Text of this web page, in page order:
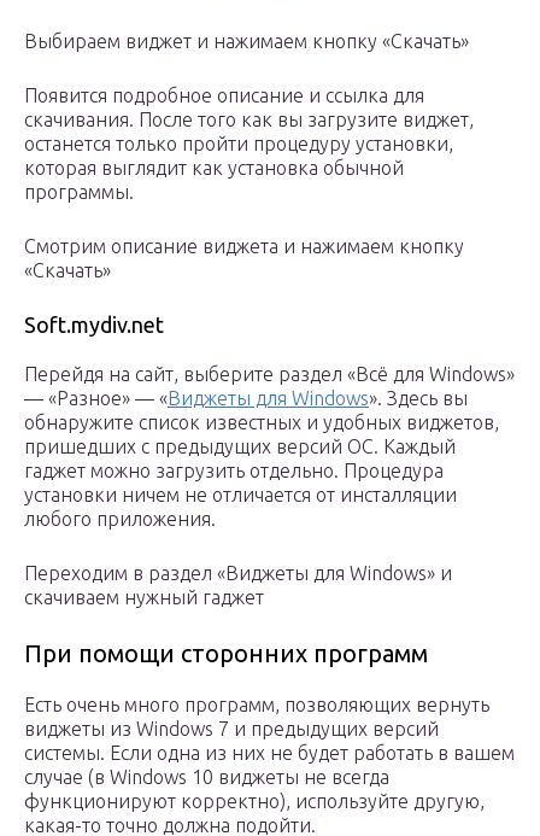
Выбираем виджет и нажимаем кнопку «Скачать»
Появится подробное описание и ссылка для
скачивания. После того как вы загрузите виджет,
останется только пройти процедуру установки,
которая выглядит как установка обычной
программы.
Смотрим описание виджета и нажимаем кнопку
«Скачать»
Soft.mydiv.net
Перейдя на сайт, выберите раздел «Всё для Windows»
— «Разное» — «Виджеты для Windows». Здесь вы
обнаружите список известных и удобных виджетов,
пришедших с предыдущих версий ОС. Каждый
гаджет можно загрузить отдельно. Процедура
установки ничем не отличается от инсталляции
любого приложения.
Переходим в раздел «Виджеты для Windows» и
скачиваем нужный гаджет
При помощи сторонних программ
Есть очень много программ, позволяющих вернуть
виджеты из Windows 7 и предыдущих версий
системы. Если одна из них не будет работать в вашем
случае (в Windows 10 виджеты не всегда
функционируют корректно), используйте другую,
какая-то точно должна подойти.